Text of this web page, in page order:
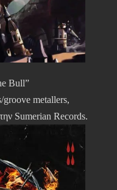
Bull”
groove metallers,
Sumerian Records.